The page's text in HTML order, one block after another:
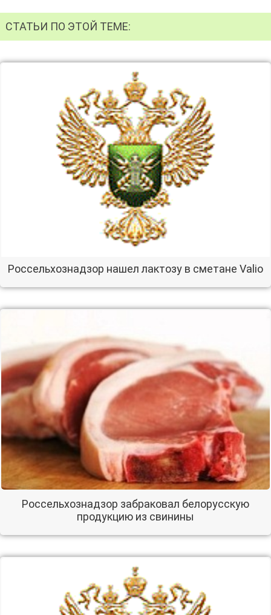
СТАТЬИ ПО ЭТОЙ ТЕМЕ:
Россельхознадзор нашел лактозу в сметане Valio
Россельхознадзор забраковал белорусскую
продукцию из свинины